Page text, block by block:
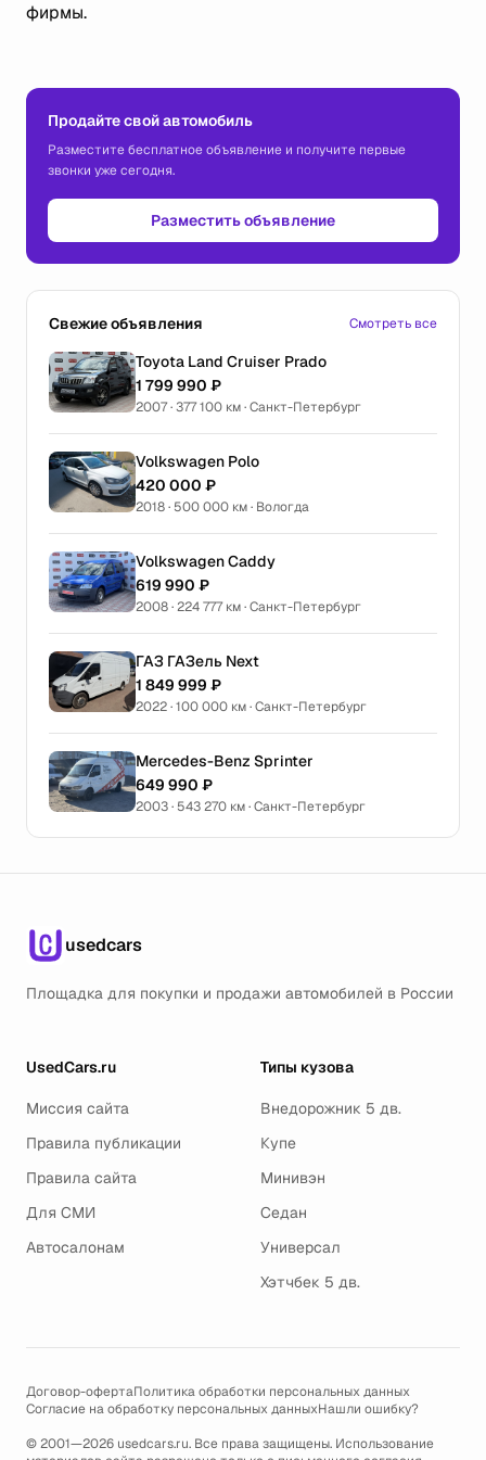
фирмы.
Продайте свой автомобиль
Разместите бесплатное объявление и получите первые
звонки уже сегодня.
Разместить объявление
Свежие объявления Смотреть все
Toyota Land Cruiser Prado
1 799 990 ₽
2007 · 377 100 км · Санкт-Петербург
Volkswagen Polo
420 000 ₽
2018 · 500 000 км · Вологда
Volkswagen Caddy
619 990 ₽
2008 · 224 777 км · Санкт-Петербург
ГАЗ ГАЗель Next
1 849 999 ₽
2022 · 100 000 км · Санкт-Петербург
Mercedes-Benz Sprinter
649 990 ₽
2003 · 543 270 км · Санкт-Петербург
usedcars
Площадка для покупки и продажи автомобилей в России
UsedCars.ru
Миссия сайта
Правила публикации
Правила сайта
Для СМИ
Автосалонам
Типы кузова
Внедорожник 5 дв.
Купе
Минивэн
Седан
Универсал
Хэтчбек 5 дв.
Договор-офертаПолитика обработки персональных данных
Согласие на обработку персональных данныхНашли ошибку?
© 2001—2026 usedcars.ru. Все права защищены. Использование